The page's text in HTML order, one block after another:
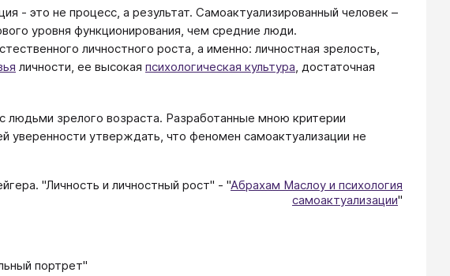
- это не процесс, а результат. Самоактуализированный человек –
уровня функционирования, чем средние люди.
личностного роста, а именно: личностная зрелость,
личности, ее высокая психологическая культура , достаточная
людьми зрелого возраста. Разработанные мною критерии
уверенности утверждать, что феномен самоактуализации не
"Личность и личностный рост" - "Абрахам Маслоу и психология
самоактуализации​"
портрет"